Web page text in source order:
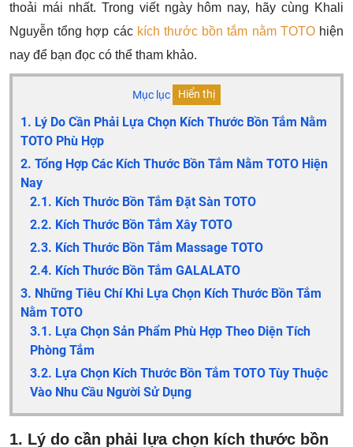
thoải mái nhất. Trong viết ngày hôm nay, hãy cùng Khali
Nguyễn tổng hợp các kích thước bồn tắm nằm TOTO hiện
nay để bạn đọc có thể tham khảo.
Mục lục Hiển thị
1. Lý Do Cần Phải Lựa Chọn Kích Thước Bồn Tắm Nằm
TOTO Phù Hợp
2. Tổng Hợp Các Kích Thước Bồn Tắm Nằm TOTO Hiện
Nay
2.1. Kích Thước Bồn Tắm Đặt Sàn TOTO
2.2. Kích Thước Bồn Tắm Xây TOTO
2.3. Kích Thước Bồn Tắm Massage TOTO
2.4. Kích Thước Bồn Tắm GALALATO
3. Những Tiêu Chí Khi Lựa Chọn Kích Thước Bồn Tắm
Nằm TOTO
3.1. Lựa Chọn Sản Phẩm Phù Hợp Theo Diện Tích
Phòng Tắm
3.2. Lựa Chọn Kích Thước Bồn Tắm TOTO Tùy Thuộc
Vào Nhu Cầu Người Sử Dụng
1. Lý do cần phải lựa chọn kích thước bồn